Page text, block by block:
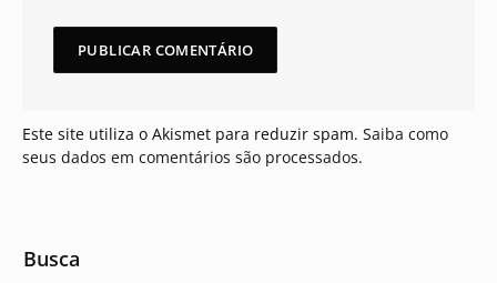
Este site utiliza o Akismet para reduzir spam. Saiba como
seus dados em comentários são processados.
Busca